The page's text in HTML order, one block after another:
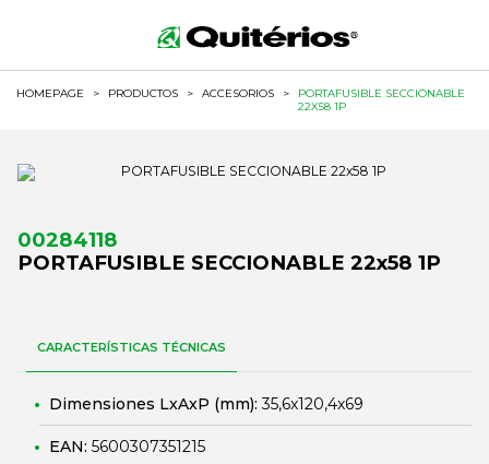
HOMEPAGE > PRODUCTOS > ACCESORIOS >
PORTAFUSIBLE SECCIONABLE
22X58 1P
00284118
PORTAFUSIBLE SECCIONABLE 22x58 1P
CARACTERÍSTICAS TÉCNICAS
Dimensiones LxAxP (mm):35,6x120,4x69
EAN: 5600307351215